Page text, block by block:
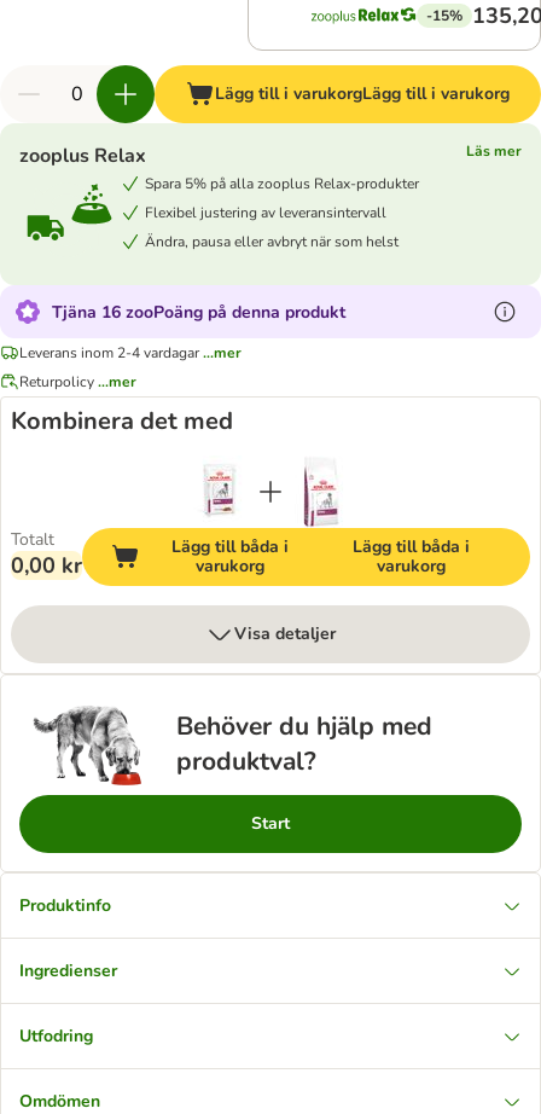
-15%
Lägg till i varukorgLägg till i varukorg
zooplus Relax
Läs mer
Spara 5% på alla zooplus Relax-produkter
Flexibel justering av leveransintervall
Ändra, pausa eller avbryt när som helst
Tjäna 16 zooPoäng på denna produkt
Leverans inom 2-4 vardagar...mer
Returpolicy...mer
Kombinera det med
Totalt
0,00 kr
Lägg till båda i
varukorg
Lägg till båda i
varukorg
Visa detaljer
Behöver du hjälp med
produktval?
Start
Produktinfo
Ingredienser
Utfodring
Omdömen